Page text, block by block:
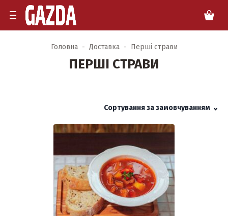
Головна Доставка Перші страви
ПЕРШІ СТРАВИ
Сортування за замовчуванням